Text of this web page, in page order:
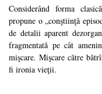
Considerând forma
propune o „conştiinţă
de detalii aparent
fragmentată pe cât
mişcare. Mişcare către
fi ironia vieţii.